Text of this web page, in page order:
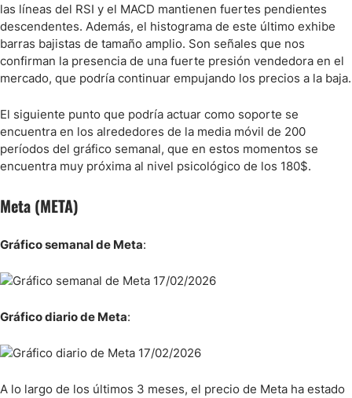
las líneas del RSI y el MACD mantienen fuertes pendientes
descendentes. Además, el histograma de este último exhibe
barras bajistas de tamaño amplio. Son señales que nos
confirman la presencia de una fuerte presión vendedora en el
mercado, que podría continuar empujando los precios a la baja.
El siguiente punto que podría actuar como soporte se
encuentra en los alrededores de la media móvil de 200
períodos del gráfico semanal, que en estos momentos se
encuentra muy próxima al nivel psicológico de los 180$.
Meta (META)
Gráfico semanal de Meta:
Gráfico diario de Meta:
A lo largo de los últimos 3 meses, el precio de Meta ha estado